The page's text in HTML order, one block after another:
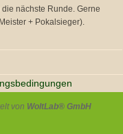
nächste Runde. Gerne
+ Pokalsieger).
von WoltLab® GmbH